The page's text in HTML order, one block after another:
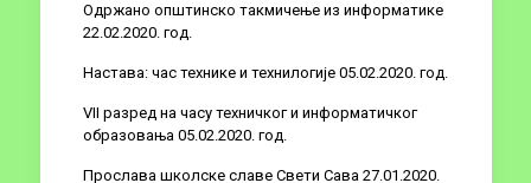
Одржано општинско такмичење из информатике
22.02.2020. год.
Настава: час технике и технилогије 05.02.2020. год.
VII разред на часу техничког и информатичког
образовања 05.02.2020. год.
Прослава школске славе Свети Сава 27.01.2020.